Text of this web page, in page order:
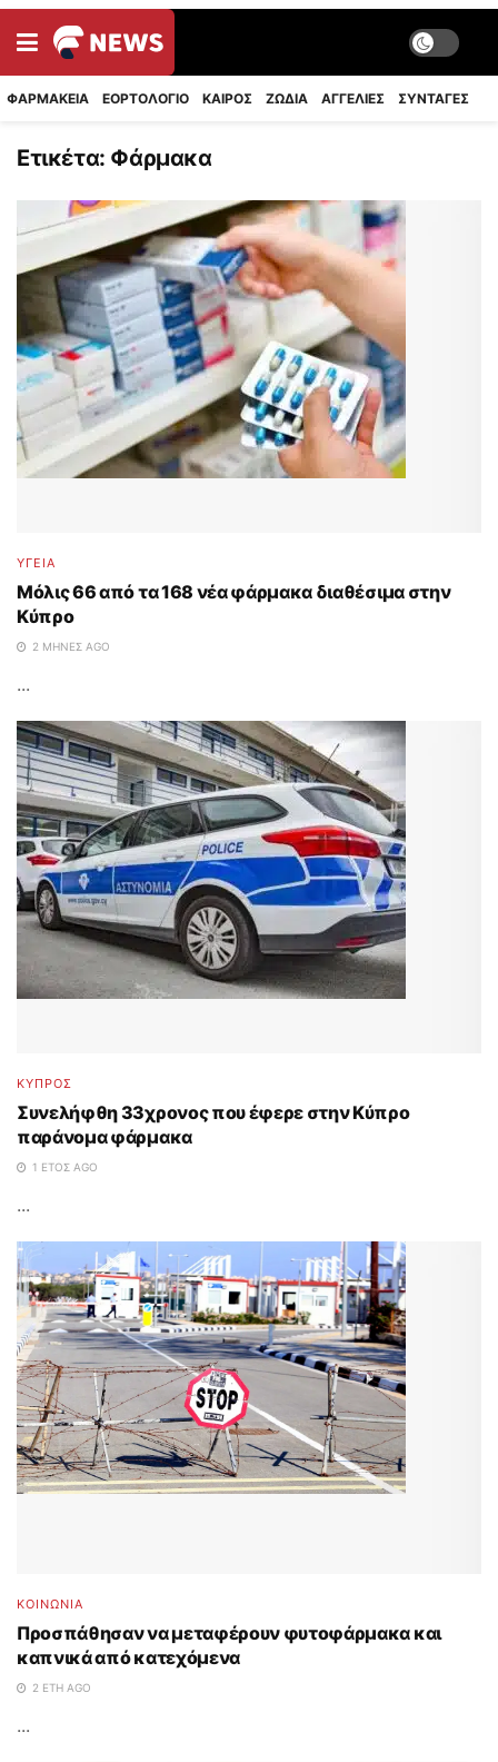
ΦΑΡΜΑΚΕΙΑ ΕΟΡΤΟΛΟΓΙΟ ΚΑΙΡΟΣ ΖΩΔΙΑ ΑΓΓΕΛΙΕΣ ΣΥΝΤΑΓΈΣ
Ετικέτα: Φάρμακα
ΥΓΕΙΑ
Μόλις 66 από τα 168 νέα φάρμακα διαθέσιμα στην
Κύπρο
2 ΜΉΝΕΣ AGO
...
ΚΥΠΡΟΣ
Συνελήφθη 33χρονος που έφερε στην Κύπρο
παράνομα φάρμακα
1 ΈΤΟΣ AGO
...
ΚΟΙΝΩΝΙΑ
Προσπάθησαν να μεταφέρουν φυτοφάρμακα και
καπνικά από κατεχόμενα
2 ΈΤΗ AGO
...